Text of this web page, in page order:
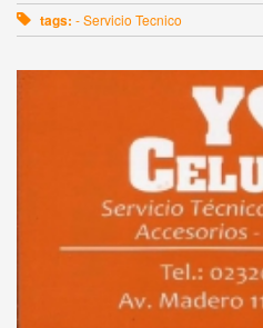
tags: - Servicio Tecnico